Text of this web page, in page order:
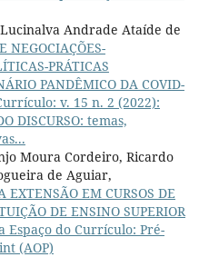
Andrade Ataíde de
NEGOCIAÇÕES-
PRÁTICAS
PANDÊMICO DA COVID-
v. 15 n. 2 (2022):
DISCURSO: temas,
Moura Cordeiro, Ricardo
de Aguiar,
EXTENSÃO EM CURSOS DE
DE ENSINO SUPERIOR
Espaço do Currículo: Pré-
(AOP)